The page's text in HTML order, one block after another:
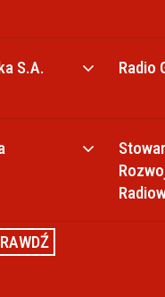
S.A. Radio